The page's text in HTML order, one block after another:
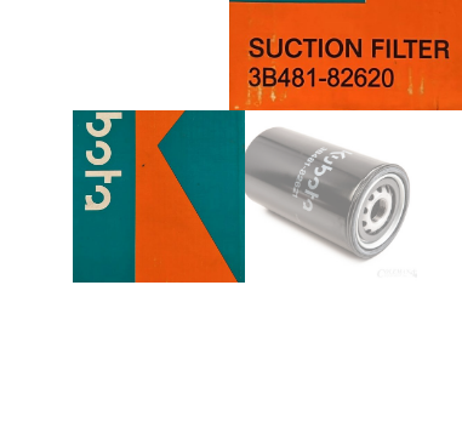
boutique à
Magasin

Disponibilité
Disponibilité en stock